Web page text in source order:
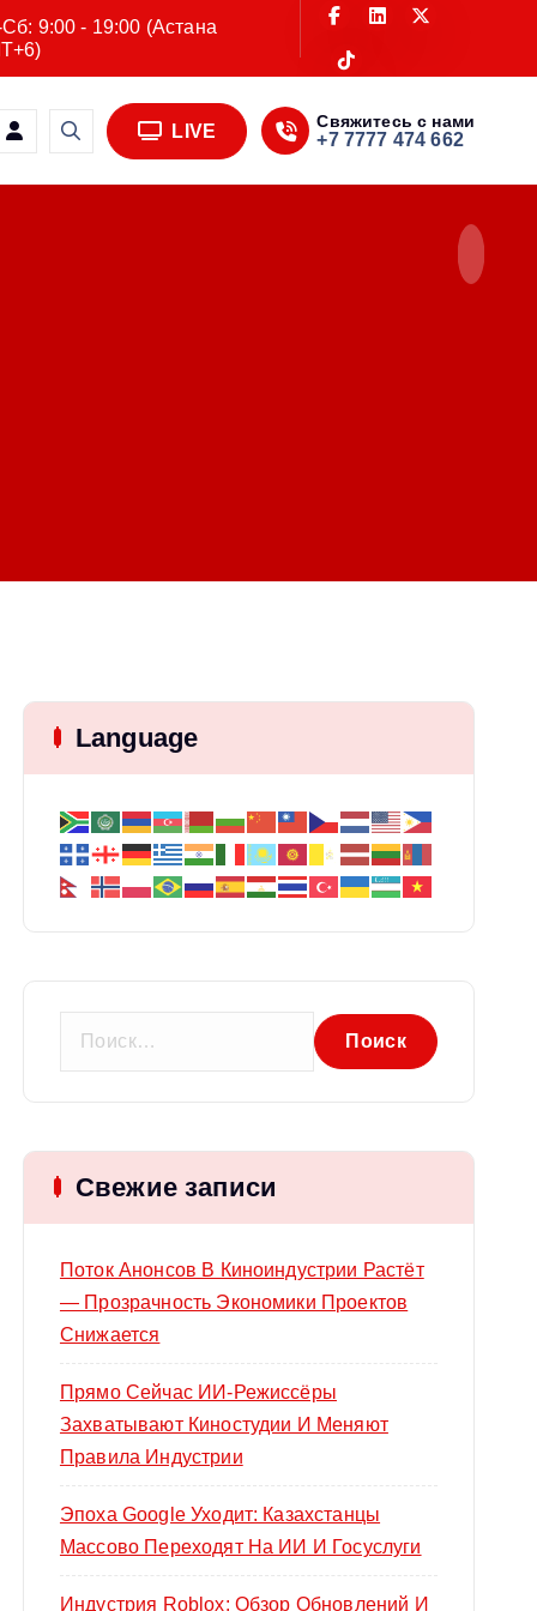
9:00 - 19:00 (Астана
LIVE Свяжитесь с нами
+7 7777 474 662
Language
и
:
Свежие записи
Поток Анонсов В Киноиндустрии Растёт
— Прозрачность Экономики Проектов
Снижается
Прямо Сейчас ИИ-Режиссёры
Захватывают Киностудии И Меняют
Правила Индустрии
Эпоха Google Уходит: Казахстанцы
Массово Переходят На ИИ И Госуслуги
Индустрия Roblox: Обзор Обновлений И